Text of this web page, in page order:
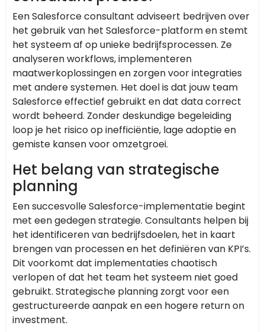
Een Salesforce consultant adviseert bedrijven over
het gebruik van het Salesforce-platform en stemt
het systeem af op unieke bedrijfsprocessen. Ze
analyseren workflows, implementeren
maatwerkoplossingen en zorgen voor integraties
met andere systemen. Het doel is dat jouw team
Salesforce effectief gebruikt en dat data correct
wordt beheerd. Zonder deskundige begeleiding
loop je het risico op inefficiëntie, lage adoptie en
gemiste kansen voor omzetgroei.
Het belang van strategische
planning
Een succesvolle Salesforce-implementatie begint
met een gedegen strategie. Consultants helpen bij
het identificeren van bedrijfsdoelen, het in kaart
brengen van processen en het definiëren van KPI’s.
Dit voorkomt dat implementaties chaotisch
verlopen of dat het team het systeem niet goed
gebruikt. Strategische planning zorgt voor een
gestructureerde aanpak en een hogere return on
investment.